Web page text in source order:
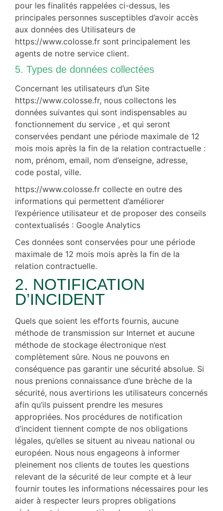
pour les finalités rappelées ci-dessus, les
principales personnes susceptibles d’avoir accès
aux données des Utilisateurs de
https://www.colosse.fr sont principalement les
agents de notre service client.
5. Types de données collectées
Concernant les utilisateurs d’un Site
https://www.colosse.fr, nous collectons les
données suivantes qui sont indispensables au
fonctionnement du service , et qui seront
conservées pendant une période maximale de 12
mois mois après la fin de la relation contractuelle :
nom, prénom, email, nom d’enseigne, adresse,
code postal, ville.
https://www.colosse.fr collecte en outre des
informations qui permettent d’améliorer
l’expérience utilisateur et de proposer des conseils
contextualisés : Google Analytics
Ces données sont conservées pour une période
maximale de 12 mois mois après la fin de la
relation contractuelle.
2. NOTIFICATION
D’INCIDENT
Quels que soient les efforts fournis, aucune
méthode de transmission sur Internet et aucune
méthode de stockage électronique n’est
complètement sûre. Nous ne pouvons en
conséquence pas garantir une sécurité absolue. Si
nous prenions connaissance d’une brèche de la
sécurité, nous avertirions les utilisateurs concernés
afin qu’ils puissent prendre les mesures
appropriées. Nos procédures de notification
d’incident tiennent compte de nos obligations
légales, qu’elles se situent au niveau national ou
européen. Nous nous engageons à informer
pleinement nos clients de toutes les questions
relevant de la sécurité de leur compte et à leur
fournir toutes les informations nécessaires pour les
aider à respecter leurs propres obligations